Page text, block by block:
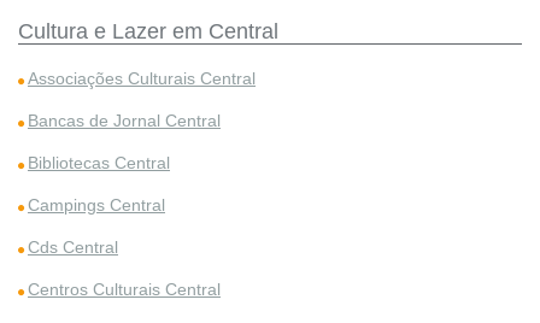
Cultura e Lazer em Central
Associações Culturais Central
Bancas de Jornal Central
Bibliotecas Central
Campings Central
Cds Central
Centros Culturais Central